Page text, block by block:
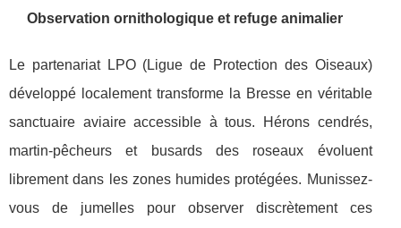
Observation ornithologique et refuge animalier
Le partenariat LPO (Ligue de Protection des Oiseaux)
développé localement transforme la Bresse en véritable
sanctuaire aviaire accessible à tous. Hérons cendrés,
martin-pêcheurs et busards des roseaux évoluent
librement dans les zones humides protégées. Munissez-
vous de jumelles pour observer discrètement ces